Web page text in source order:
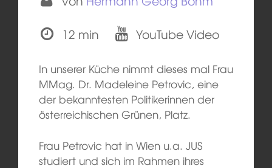
12 min
YouTube Video
In unserer Küche nimmt dieses mal Frau
MMag. Dr. Madeleine Petrovic, eine
der bekanntesten Politikerinnen der
österreichischen Grünen, Platz.
Frau Petrovic hat in Wien u.a. JUS
studiert und sich im Rahmen ihres